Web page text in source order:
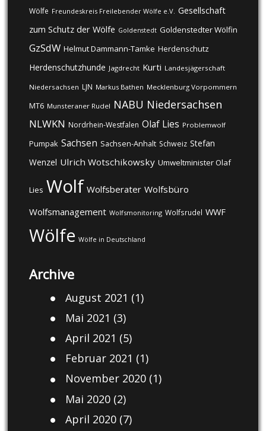
Wölfe Freundeskreis Freilebender Wölfe e.V. Gesellschaft
zum Schutz der Wölfe Goldenstedt Goldenstedter Wölfin
GzSdW Helmut Dammann-Tamke Herdenschutz
Herdenschutzhunde Jagdrecht Kurti Landesjägerschaft
Niedersachsen LJN Markus Bathen Mecklenburg Vorpommern
MT6 Munsteraner Rudel NABU Niedersachsen
NLWKN Nordrhein-Westfalen Olaf Lies Problemwolf
Pumpak Sachsen Sachsen-Anhalt Schweiz Stefan
Wenzel Ulrich Wotschikowsky Umweltminister Olaf
Lies Wolf Wolfsberater Wolfsbüro
Wolfsmanagement Wolfsmonitoring Wolfsrudel WWF
Wölfe Wölfe in Deutschland
Archive
August 2021 (1)
Mai 2021 (3)
April 2021 (5)
Februar 2021 (1)
November 2020(1)
Mai 2020(2)
April 2020(7)